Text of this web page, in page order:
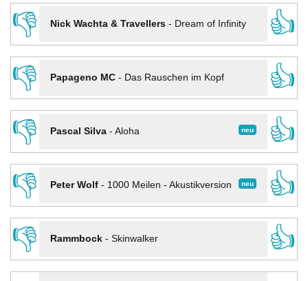
👎
Nick Wachta & Travellers- Dream of Infinity
👍
👎
Papageno MC- Das Rauschen im Kopf
👍
👎
neu
Pascal Silva- Aloha
👍
👎
neu
Peter Wolf- 1000 Meilen - Akustikversion
👍
👎
Rammbock- Skinwalker
👍